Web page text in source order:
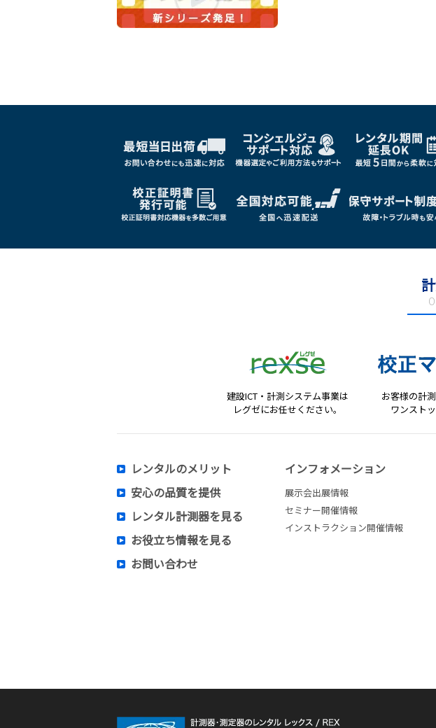
建設ICT・計測システム事業は
レグゼにお任せください。
お客様の計
ワンスト
レンタルのメリット
安心の品質を提供
レンタル計測器を見る
お役立ち情報を見る
お問い合わせ
インフォメーション
展示会出展情報
セミナー開催情報
インストラクション開催情報